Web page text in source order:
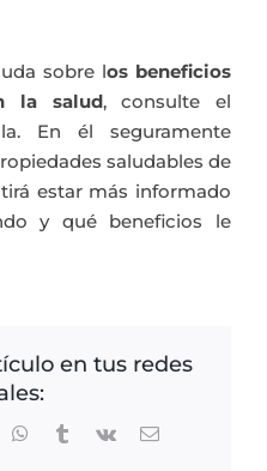
sobre los beneficios
la salud, consulte el
En él seguramente
saludables de
estar más informado
y qué beneficios le
en tus redes
WhatsApp
TumblrVk
Correo